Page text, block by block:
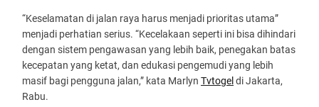
“Keselamatan di jalan raya harus menjadi prioritas utama”
menjadi perhatian serius. “Kecelakaan seperti ini bisa dihindari
dengan sistem pengawasan yang lebih baik, penegakan batas
kecepatan yang ketat, dan edukasi pengemudi yang lebih
masif bagi pengguna jalan,” kata Marlyn Tvtogel di Jakarta,
Rabu.